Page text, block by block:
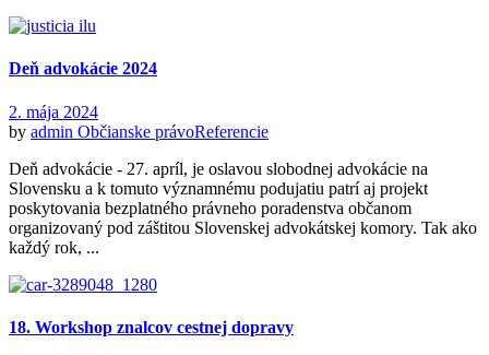
Deň advokácie 2024
2. mája 2024
by admin Občianske právoReferencie
Deň advokácie - 27. apríl, je oslavou slobodnej advokácie na
Slovensku a k tomuto významnému podujatiu patrí aj projekt
poskytovania bezplatného právneho poradenstva občanom
organizovaný pod záštitou Slovenskej advokátskej komory. Tak ako
každý rok, ...
18. Workshop znalcov cestnej dopravy